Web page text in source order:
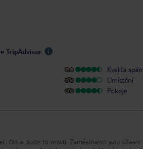
TripAdvisor
Kvalita
Umístění
Pokoje
čas a bude to znovu. Zaměstnanci jsou